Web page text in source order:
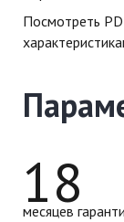
Посмотреть
18
месяцев